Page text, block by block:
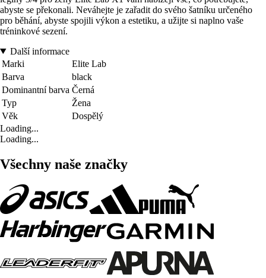
abyste se překonali. Neváhejte je zařadit do svého šatníku určeného
pro běhání, abyste spojili výkon a estetiku, a užijte si naplno vaše
tréninkové sezení.
Další informace
Marki
Elite Lab
Barva
black
Dominantní barva Černá
Typ
Žena
Věk
Dospělý
Loading...
Loading...
Všechny naše značky